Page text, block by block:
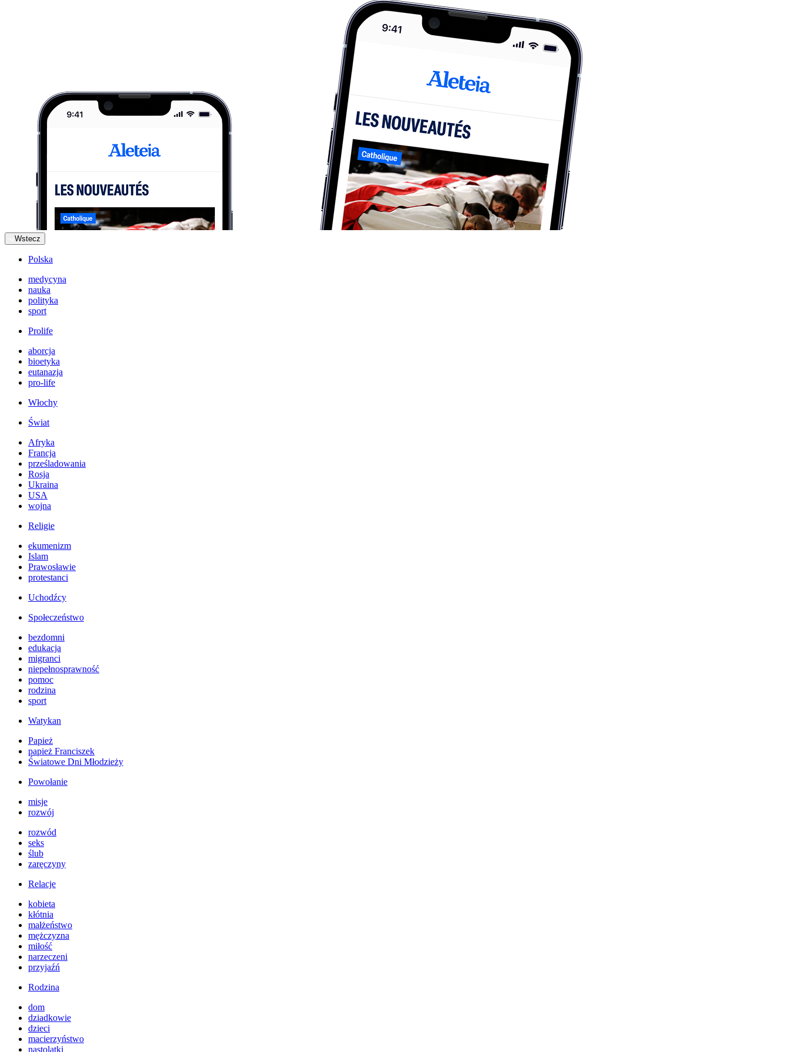
Wstecz
Polska
medycyna
nauka
polityka
sport
Prolife
aborcja
bioetyka
eutanazja
pro-life
Włochy
Świat
Afryka
Francja
prześladowania
Rosja
Ukraina
USA
wojna
Religie
ekumenizm
Islam
Prawosławie
protestanci
Uchodźcy
Społeczeństwo
bezdomni
edukacja
migranci
niepełnosprawność
pomoc
rodzina
sport
Watykan
Papież
papież Franciszek
Światowe Dni Młodzieży
Powołanie
misje
rozwój
rozwód
seks
ślub
zaręczyny
Relacje
kobieta
kłótnia
małżeństwo
mężczyzna
miłość
narzeczeni
przyjaźń
Rodzina
dom
dziadkowie
dzieci
macierzyństwo
nastolatki